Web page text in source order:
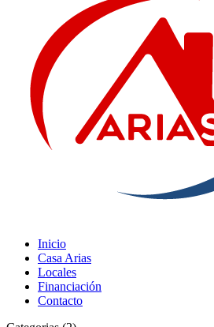
Inicio
Casa Arias
Locales
Financiación
Contacto